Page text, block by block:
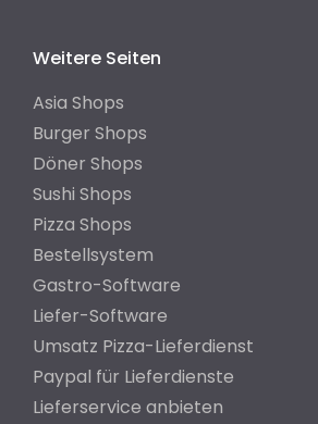
Weitere Seiten
Asia Shops
Burger Shops
Döner Shops
Sushi Shops
Pizza Shops
Bestellsystem
Gastro-Software
Liefer-Software
Umsatz Pizza-Lieferdienst
Paypal für Lieferdienste
Lieferservice anbieten